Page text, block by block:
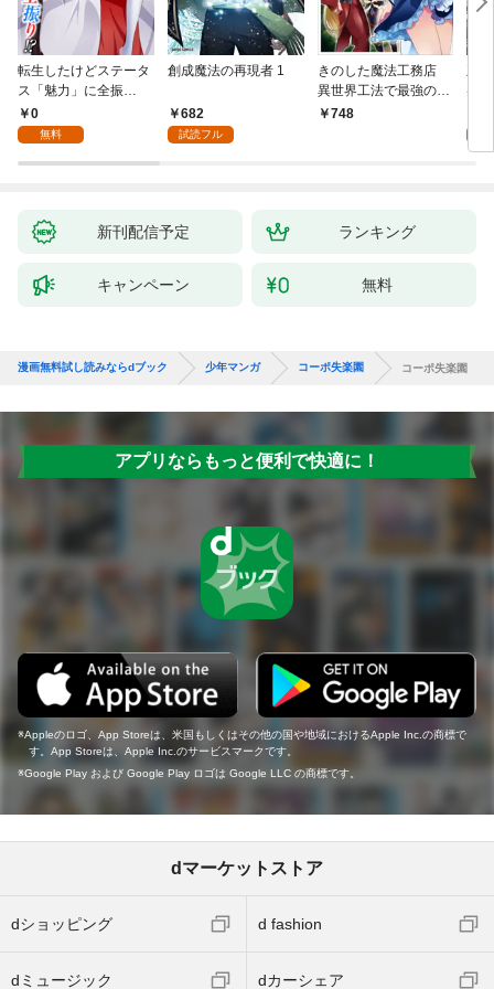
転生したけどステータ
ス「魅力」に全振
り！？(1)
0
無料
創成魔法の再現者 1
682
試読フル
きのした魔法工務店
異世界工法で最強の家
づくりを（コミック）
748
兆
る
新刊配信予定 ランキング
キャンペーン 無料
漫画無料試し読みならdブック 少年マンガ コーポ失楽園 コーポ失楽園
アプリならもっと便利で快適に！
Appleのロゴ、App Storeは、米国もしくはその他の国や地域におけるApple Inc.の商標で
す。App Storeは、Apple Inc.のサービスマークです。
Google Play および Google Play ロゴは Google LLC の商標です。
dマーケットストア
dショッピング d fashion
dミュージック dカーシェア